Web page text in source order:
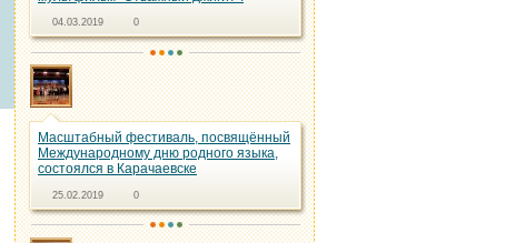
04.03.2019 0
Масштабный фестиваль, посвящённый
Международному дню родного языка,
состоялся в Карачаевске
25.02.2019 0